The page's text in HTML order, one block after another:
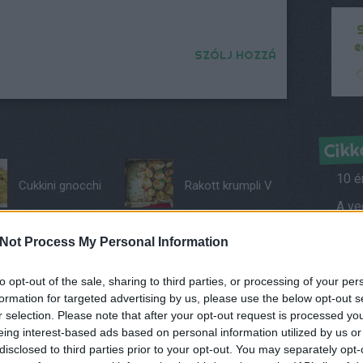
Process My Personal Information
opt-out of the sale, sharing to third parties, or processing of your
for targeted advertising by us, please use the below opt-out
selection. Please note that after your opt-out request is processed
interest-based ads based on personal information utilized by us
to third parties prior to your opt-out. You may separately
SZÓLJ HOZZÁ
Cukkini gnocchi Rakott krumpli V
id/6555111
felhasználói tartalomnak minősülnek, értük a
felelősséget nem vállal, azokat nem ellenőrzi. Kifogás
10